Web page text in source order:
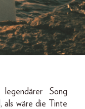
Song
als wäre die Tinte